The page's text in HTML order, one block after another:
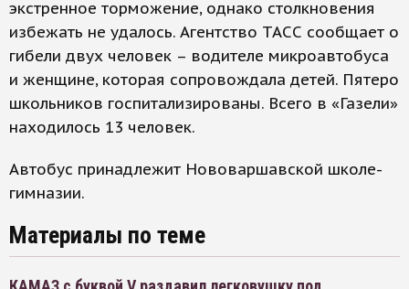
экстренное торможение, однако столкновения
избежать не удалось. Агентство ТАСС сообщает о
гибели двух человек – водителе микроавтобуса
и женщине, которая сопровождала детей. Пятеро
школьников госпитализированы. Всего в «Газели»
находилось 13 человек.
Автобус принадлежит Нововаршавской школе-
гимназии.
Материалы по теме